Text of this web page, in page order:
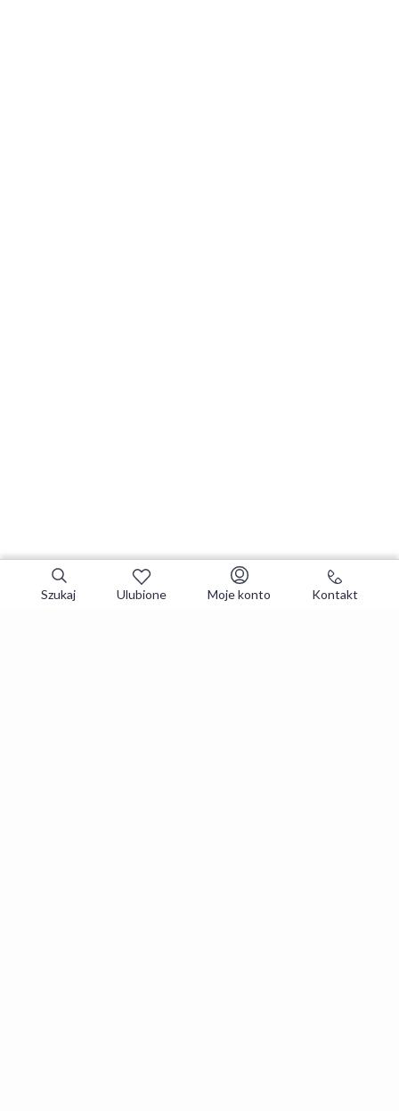
Szukaj Ulubione Moje konto Kontakt